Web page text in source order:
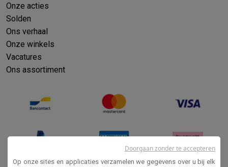
Onze acties
Solden
Ons verhaal
Onze winkels
Vacatures
Ons assortiment
Op onze sites en applicaties verzamelen we gegevens over u bij elk
Doorgaan zonder te accepteren